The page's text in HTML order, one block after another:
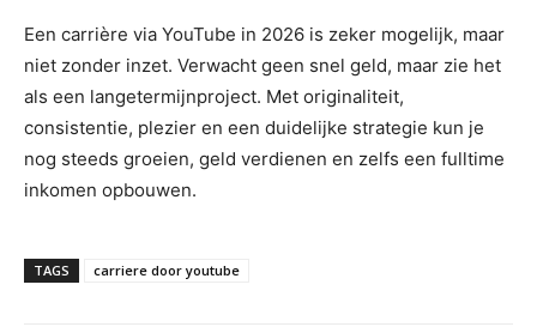
Een carrière via YouTube in 2026 is zeker mogelijk, maar
niet zonder inzet. Verwacht geen snel geld, maar zie het
als een langetermijnproject. Met originaliteit,
consistentie, plezier en een duidelijke strategie kun je
nog steeds groeien, geld verdienen en zelfs een fulltime
inkomen opbouwen.
TAGS carriere door youtube